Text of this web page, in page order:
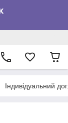
Індивідуальний